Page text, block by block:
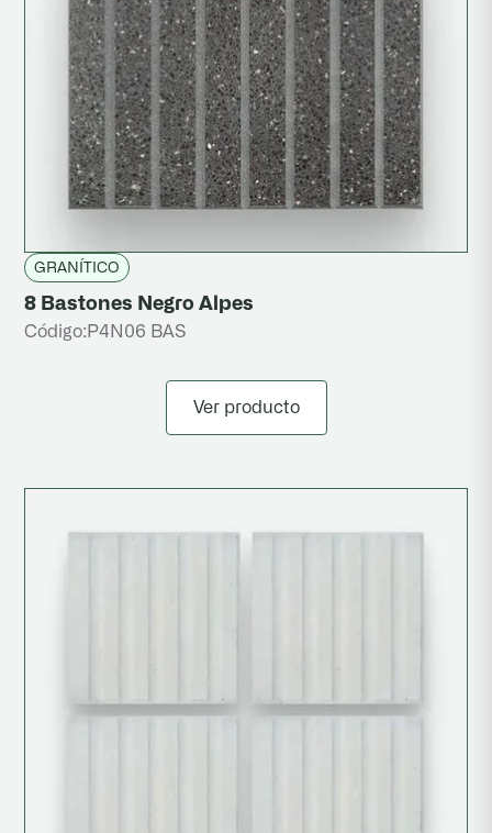
GRANÍTICO
8 Bastones Negro Alpes
Código: P4N06 BAS
Ver producto